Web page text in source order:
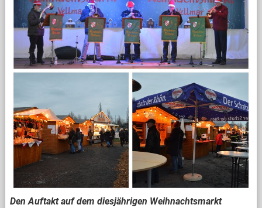
Den Auftakt auf dem diesjährigen Weihnachtsmarkt